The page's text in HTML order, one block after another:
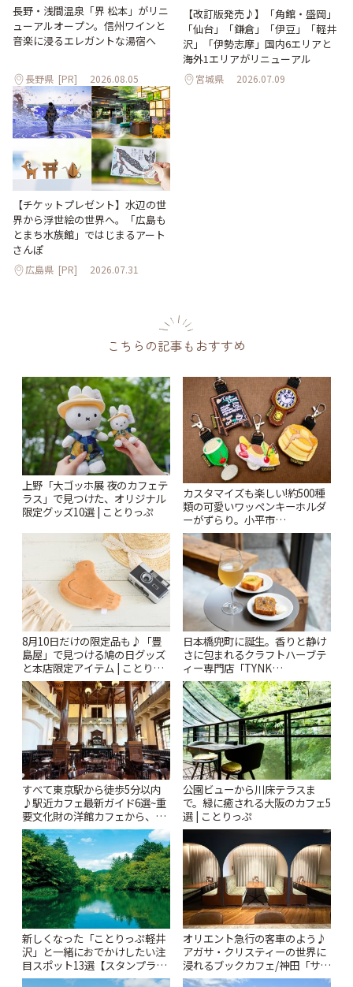
長野・浅間温泉「界 松本」がリニ
ューアルオープン。信州ワインと
音楽に浸るエレガントな湯宿へ
長野県 [PR] 2026.08.05
【改訂版発売♪】「角館・盛岡」
「仙台」「鎌倉」「伊豆」「軽井
沢」「伊勢志摩」国内6エリアと
海外1エリアがリニューアル
宮城県 2026.07.09
【チケットプレゼント】水辺の世
界から浮世絵の世界へ。「広島も
とまち水族館」ではじまるアート
さんぽ
広島県 [PR] 2026.07.31
こちらの記事もおすすめ
上野「大ゴッホ展 夜のカフェテ
ラス」で見つけた、オリジナル
限定グッズ10選 | ことりっぷ
カスタマイズも楽しい!約500種
類の可愛いワッペンキーホルダ
ーがずらり。小平市
「Kimamaya T&K」 | ことりっ
ぷ
8月10日だけの限定品も♪「豊
島屋」で見つける鳩の日グッズ
と本店限定アイテム | ことりっ
ぷ
日本橋兜町に誕生。香りと静け
さに包まれるクラフトハーブテ
ィー専門店「TYNK
Kabutocho」 | ことりっぷ
すべて東京駅から徒歩5分以内
♪駅近カフェ最新ガイド6選~重
要文化財の洋館カフェから、改
札すぐのレトロ喫茶まで~ | こと
りっぷ
公園ビューから川床テラスま
で。緑に癒される大阪のカフェ5
選 | ことりっぷ
新しくなった「ことりっぷ軽井
沢」と一緒におでかけしたい注
目スポット13選【スタンプラリ
ー開催中】 | ことりっぷ
オリエント急行の客車のよう♪
アガサ・クリスティーの世界に
浸れるブックカフェ/神田「サロ
ンクリスティ」 | ことりっぷ